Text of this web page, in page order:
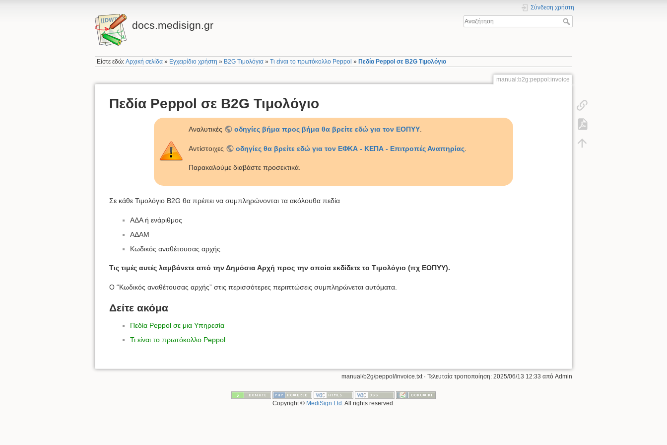
docs.medisign.gr
Σύνδεση χρήστη
Είστε εδώ:Αρχική σελίδα » Εγχειρίδιο χρήστη » B2G Τιμολόγια »Τι είναι το πρωτόκολλο Peppol » Πεδία Peppol σε B2G Τιμολόγιο
manual:b2g:peppol:invoice
Πεδία Peppol σε B2G Τιμολόγιο
Αναλυτικές οδηγίες βήμα προς βήμα θα βρείτε εδώ για τον ΕΟΠΥΥ.
Αντίστοιχες οδηγίες θα βρείτε εδώ για τον ΕΦΚΑ - ΚΕΠΑ - Επιτροπές Αναπηρίας
Παρακαλούμε διαβάστε προσεκτικά.
Σε κάθε Τιμολόγιο B2G θα πρέπει να συμπληρώνονται τα ακόλουθα πεδία
ΑΔΑ ή ενάριθμος
ΑΔΑΜ
Κωδικός αναθέτουσας αρχής
Τις τιμές αυτές λαμβάνετε από την Δημόσια Αρχή προς την οποία εκδίδετε το Τιμολόγιο (πχ ΕΟΠΥΥ).
Ο “Κωδικός αναθέτουσας αρχής” στις περισσότερες περιπτώσεις συμπληρώνεται αυτόματα.
Δείτε ακόμα
Πεδία Peppol σε μια Υπηρεσία
Τι είναι το πρωτόκολλο Peppol
manual/b2g/peppol/invoice.txt· Τελευταία τροποποίηση: 2025/06/13 12:33 από Admin
Copyright © MediSign Ltd . All rights reserved.